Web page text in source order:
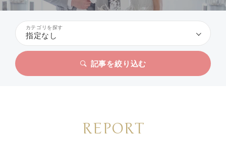
カテゴリを探す
指定なし
記事を絞り込む
REPORT